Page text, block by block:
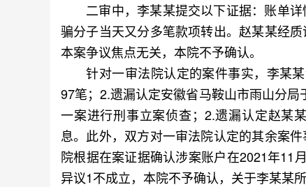
二审中，李某某提交以下证据：账单详
骗分子当天又分多笔款项转出。赵某某经
本案争议焦点无关，本院不予确认。
针对一审法院认定的案件事实，李某某
97笔；2.遗漏认定安徽省马鞍山市雨山分
一案进行刑事立案侦查；2.遗漏认定赵某
息。此外，双方对一审法院认定的其余案
院根据在案证据确认涉案账户在2021年11
异议1不成立，本院不予确认，关于李某某